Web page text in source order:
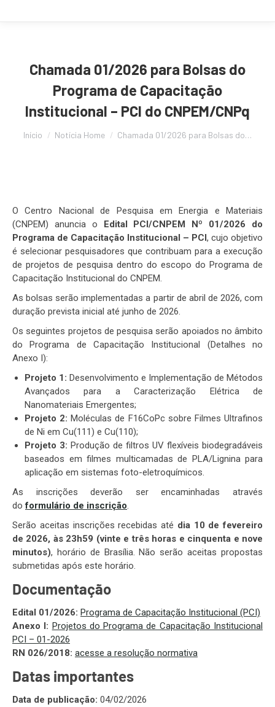
Chamada 01/2026 para Bolsas do
Programa de Capacitação
Institucional – PCI do CNPEM/CNPq
Início Notícia Home Chamada 01/2026 para Bolsas do…
O Centro Nacional de Pesquisa em Energia e Materiais
(CNPEM) anuncia o Edital PCI/CNPEM Nº 01/2026 do
Programa de Capacitação Institucional – PCI, cujo objetivo
é selecionar pesquisadores que contribuam para a execução
de projetos de pesquisa dentro do escopo do Programa de
Capacitação Institucional do CNPEM.
As bolsas serão implementadas a partir de abril de 2026, com
duração prevista inicial até junho de 2026.
Os seguintes projetos de pesquisa serão apoiados no âmbito
do Programa de Capacitação Institucional (Detalhes no
Anexo I):
Projeto 1: Desenvolvimento e Implementação de Métodos
Avançados para a Caracterização Elétrica de
Nanomateriais Emergentes;
Projeto 2: Moléculas de F16CoPc sobre Filmes Ultrafinos
de Ni em Cu(111) e Cu(110);
Projeto 3: Produção de filtros UV flexíveis biodegradáveis
baseados em filmes multicamadas de PLA/Lignina para
aplicação em sistemas foto-eletroquímicos.
As inscrições deverão ser encaminhadas através
doformulário de inscrição.
Serão aceitas inscrições recebidas até dia 10 de fevereiro
de 2026, às 23h59 (vinte e três horas e cinquenta e nove
minutos), horário de Brasília. Não serão aceitas propostas
submetidas após este horário.
Documentação
Edital 01/2026: Programa de Capacitação Institucional (PCI)
Anexo I: Projetos do Programa de Capacitação Institucional
PCI – 01-2026
RN 026/2018: acesse a resolução normativa
Datas importantes
Data de publicação: 04/02/2026